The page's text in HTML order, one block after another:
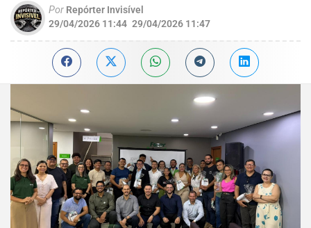
Por Repórter Invisível
29/04/2026 11:44 29/04/2026 11:47